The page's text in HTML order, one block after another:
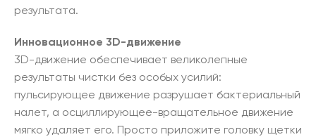
результата.
Инновационное 3D-движение
3D-движение обеспечивает великолепные
результаты чистки без особых усилий:
пульсирующее движение разрушает бактериальный
налет, а осциллирующее-вращательное движение
мягко удаляет его. Просто приложите головку щетки